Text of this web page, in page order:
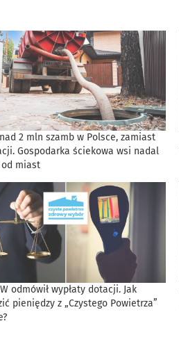
2 mln szamb w Polsce, zamiast
Gospodarka ściekowa wsi nadal
miast
odmówił wypłaty dotacji. Jak
pieniędzy z „Czystego Powietrza”